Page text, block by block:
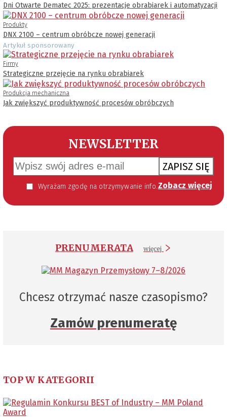
Dni Otwarte Dematec 2025: prezentacje obrabiarek i automatyzacji
Produkty
DNX 2100 – centrum obróbcze nowej generacji
Artykuł sponsorowany
Firmy
Strategiczne przejęcie na rynku obrabiarek
Produkcja mechaniczna
Jak zwiększyć produktywność procesów obróbczych
NEWSLETTER
ZAPISZ SIĘ
Wyrażam zgodę na otrzymywanie informacji handlowej kierowanej do mnie za pomocą środków komunikacji elektronicznej w szczególności poczty elektronicznej zgodnie z przepisem art. 10 ust 2 ustawy z dnia 18 lipca 2002 roku o świadczeniu usług drogą elektroniczną (Dz. U. 144 z 2002 r. poz. 1204). Zgoda jest dobrowolna, jednak jej wyrażenie jest konieczne, aby otrzymywać newsletter. Zobacz więcej
PRENUMERATA więcej
Chcesz otrzymać nasze czasopismo?
Zamów prenumeratę
TOP W KATEGORII